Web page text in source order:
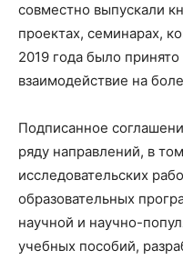
совместно выпускали
проектах, семинарах,
2019 года было
взаимодействие на
Подписанное
ряду направлений, в
исследовательских
образовательных
научной и научно-
учебных пособий,